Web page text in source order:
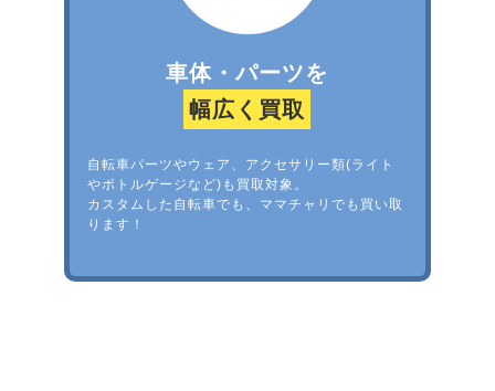
車体・パーツを
幅広く買取
自転車パーツやウェア、アクセサリー類(ライト
やボトルゲージなど)も買取対象。
カスタムした自転車でも、ママチャリでも買い取
ります！